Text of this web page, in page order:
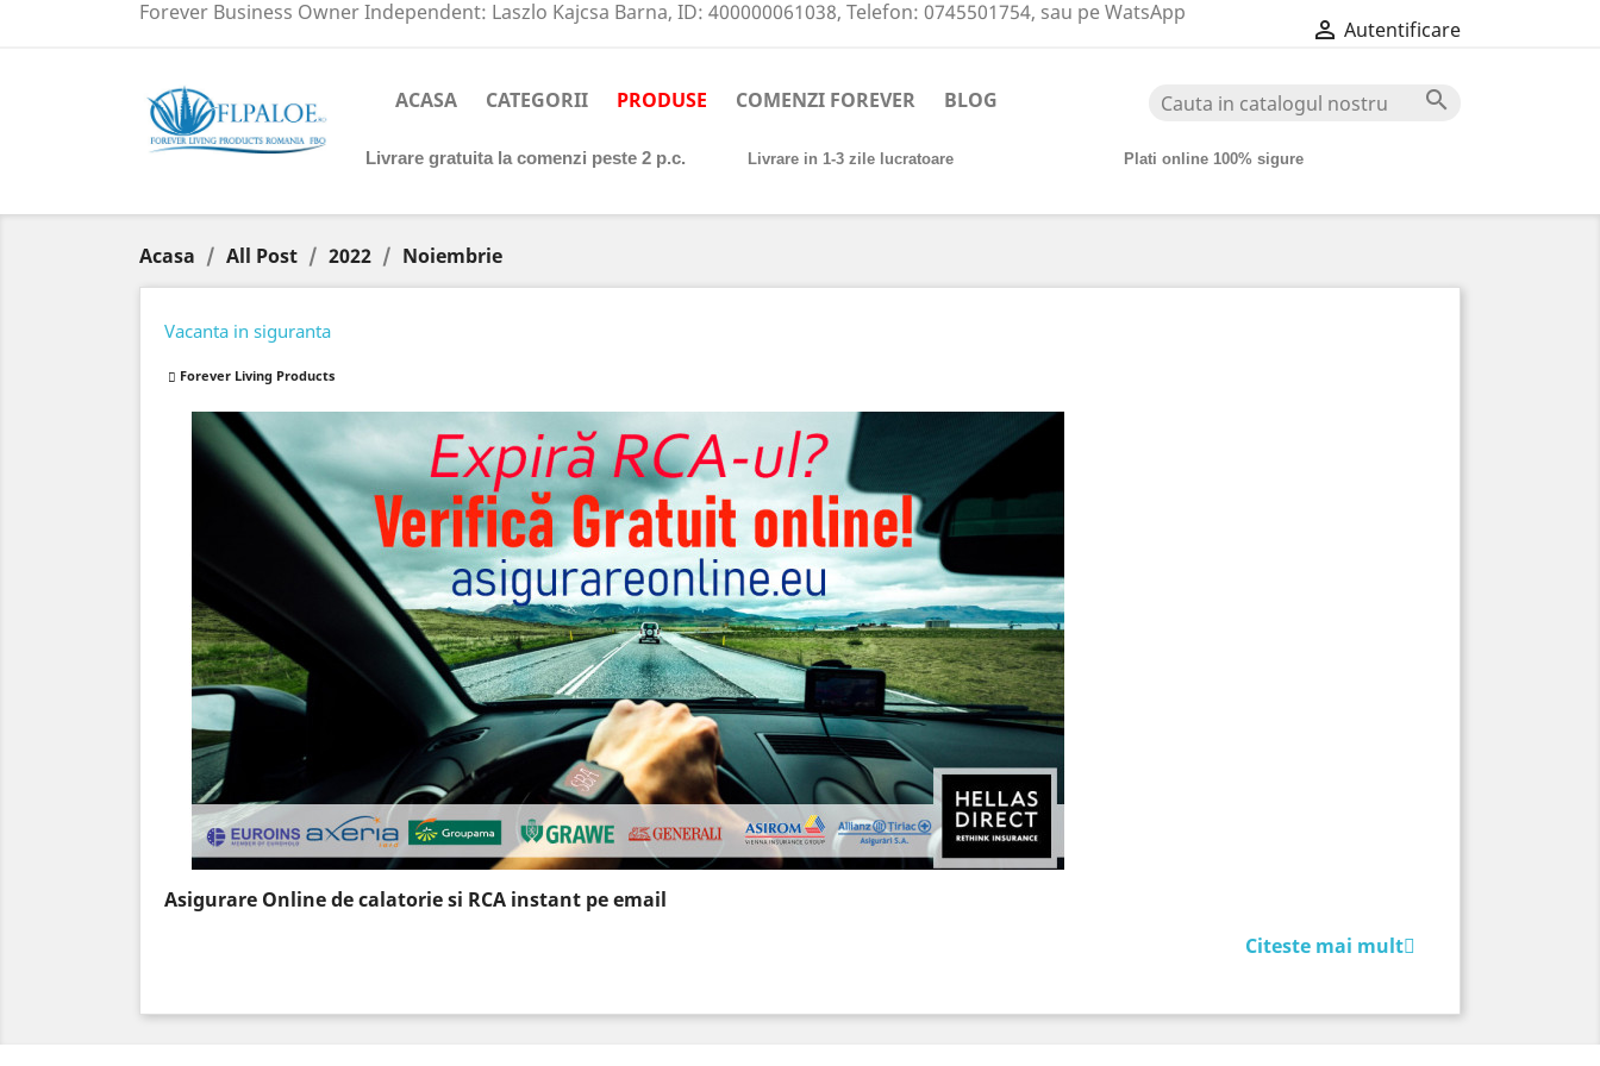
Forever Business Owner Independent: Laszlo Kajcsa Barna, ID: 400000061038, Telefon: 0745501754, sau pe WatsApp
 Autentificare
ACASA CATEGORII PRODUSE COMENZI FOREVER BLOG 
Livrare gratuita la comenzi peste 2 p.c. Livrare in 1-3 zile lucratoare Plati online 100% sigure
Acasa All Post 2022 Noiembrie
Vacanta in siguranta
Forever Living Products
Asigurare Online de calatorie si RCA instant pe email
Citeste mai mult